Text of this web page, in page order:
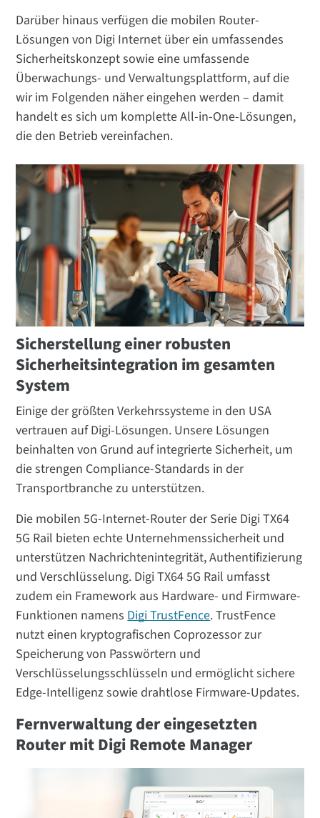
Darüber hinaus verfügen die mobilen Router-
Lösungen von Digi Internet über ein umfassendes
Sicherheitskonzept sowie eine umfassende
Überwachungs- und Verwaltungsplattform, auf die
wir im Folgenden näher eingehen werden – damit
handelt es sich um komplette All-in-One-Lösungen,
die den Betrieb vereinfachen.
Sicherstellung einer robusten
Sicherheitsintegration im gesamten
System
Einige der größten Verkehrssysteme in den USA
vertrauen auf Digi-Lösungen. Unsere Lösungen
beinhalten von Grund auf integrierte Sicherheit, um
die strengen Compliance-Standards in der
Transportbranche zu unterstützen.
Die mobilen 5G-Internet-Router der Serie Digi TX64
5G Rail bieten echte Unternehmenssicherheit und
unterstützen Nachrichtenintegrität, Authentifizierung
und Verschlüsselung. Digi TX64 5G Rail umfasst
zudem ein Framework aus Hardware- und Firmware-
Funktionen namensDigi TrustFence. TrustFence
nutzt einen kryptografischen Coprozessor zur
Speicherung von Passwörtern und
Verschlüsselungsschlüsseln und ermöglicht sichere
Edge-Intelligenz sowie drahtlose Firmware-Updates.
Fernverwaltung der eingesetzten
Router mit Digi Remote Manager